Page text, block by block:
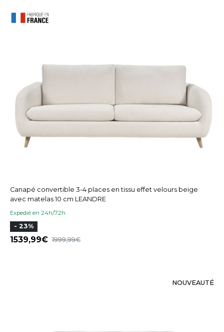
Canapé convertible 3-4 places en tissu effet velours beige
avec matelas 10 cm LEANDRE
Expedié en 24h/72h
- 23%
1539,99 1999,99
NOUVEAUTÉ